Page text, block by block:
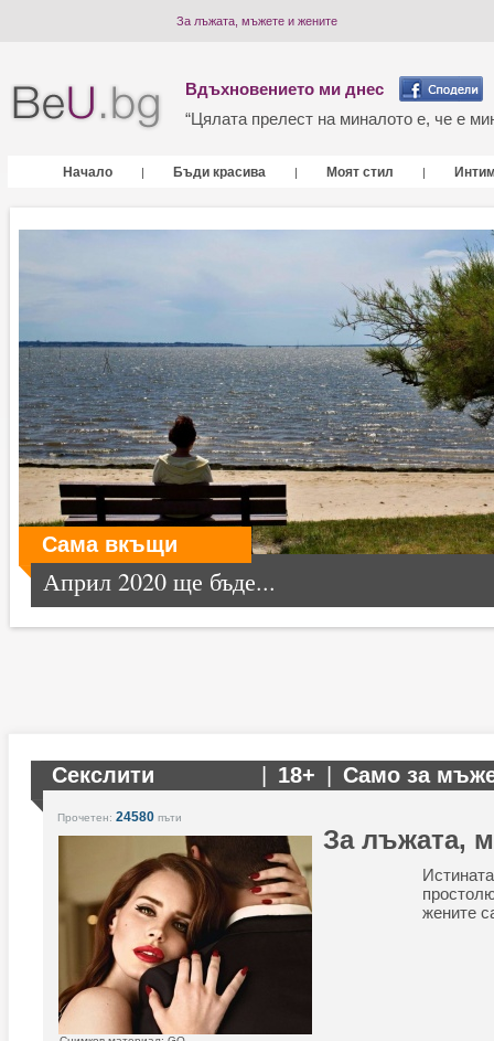
За лъжата, мъжете и жените
Вдъхновението ми днес
“Цялата прелест на миналото е, че е
Начало | Бъди красива | Моят стил |
Сама вкъщи
Април 2020 ще бъде...
Секслити 18+ Само за
Прочетен: 24580 пъти
За лъжата,
жените